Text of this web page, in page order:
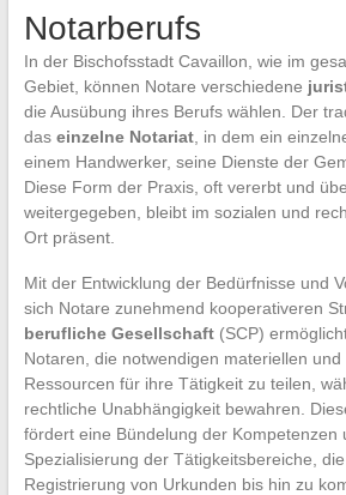
Notarberufs
In der Bischofsstadt Cavaillon, wie im
Gebiet, können Notare verschiedene
die Ausübung ihres Berufs wählen. Der
das einzelne Notariat, in dem ein
einem Handwerker, seine Dienste der
Diese Form der Praxis, oft vererbt und
weitergegeben, bleibt im sozialen und
Ort präsent.
Mit der Entwicklung der Bedürfnisse und
sich Notare zunehmend kooperativeren
berufliche Gesellschaft(SCP)
Notaren, die notwendigen materiellen und
Ressourcen für ihre Tätigkeit zu teilen,
rechtliche Unabhängigkeit bewahren.
fördert eine Bündelung der Kompetenzen
Spezialisierung der Tätigkeitsbereiche,
Registrierung von Urkunden bis hin zu